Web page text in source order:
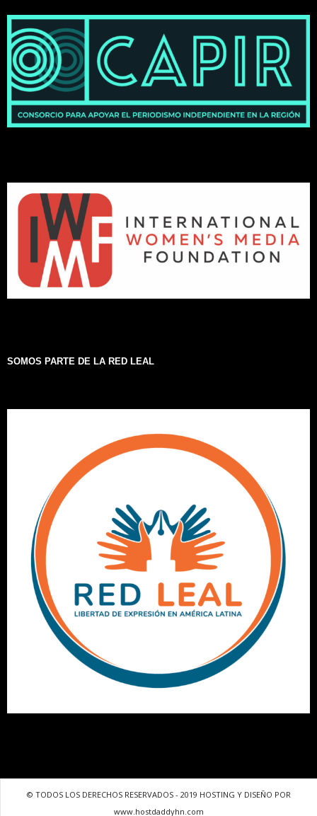
SOMOS PARTE DE LA RED LEAL
© TODOS LOS DERECHOS RESERVADOS - 2019 HOSTING Y DISEÑO POR
www.hostdaddyhn.com